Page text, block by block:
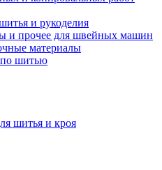
и рукоделия
и прочее для швейных машин
материалы
шитью
шитья и кроя